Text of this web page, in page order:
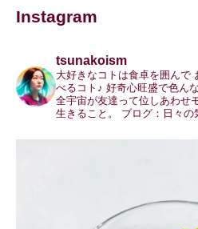
Instagram
tsunakoism
大好きなコトは食卓を囲んで
べるコト♪ 好奇心旺盛で色ん
全宇宙が友達って位しあわせ
生きること。
ブログ：日々の